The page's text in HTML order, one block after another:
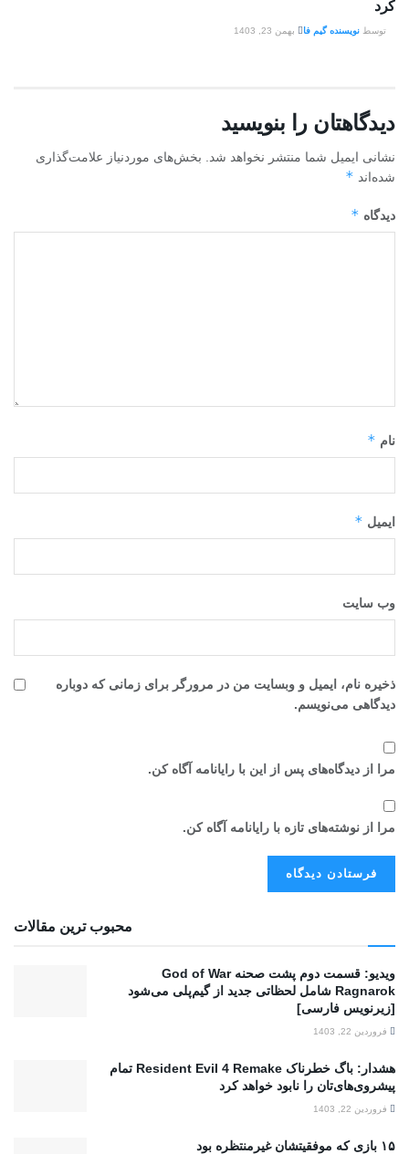
کرد
توسط نویسنده گیم فا بهمن 23, 1403
دیدگاهتان را بنویسید
نشانی ایمیل شما منتشر نخواهد شد.
بخش‌های موردنیاز علامت‌گذاری
شده‌اند *
دیدگاه *
نام *
ایمیل *
وب‌ سایت
ذخیره نام، ایمیل و وبسایت من در مرورگر برای زمانی که دوباره
دیدگاهی می‌نویسم.
مرا از دیدگاه‌های پس از این با رایانامه آگاه کن.
مرا از نوشته‌های تازه با رایانامه آگاه کن.
محبوب ترین مقالات
ویدیو: قسمت دوم پشت صحنه God of War
Ragnarok شامل لحظاتی جدید از گیم‌پلی می‌شود
[زیرنویس فارسی]
فروردین 22, 1403
هشدار: باگ خطرناک Resident Evil 4 Remake تمام
پیشروی‌های‌تان را نابود خواهد کرد
فروردین 22, 1403
۱۵ بازی که موفقیتشان غیرمنتظره بود